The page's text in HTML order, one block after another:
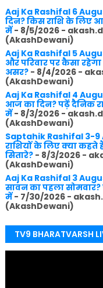
Aaj Ka Rashifal 6
दिन? किस राशि के लिए
में- 8/5/2026-
(AkashDewani)
Aaj Ka Rashifal 5
और परिवार पर कैसा रहेगा
असर?- 8/4/2026-
(AkashDewani)
Aaj Ka Rashifal 4
आज का दिन? पढ़ें दैनिक
में- 8/3/2026-
(AkashDewani)
Saptahik Rashifal 3-9
राशियों के लिए क्या कहते
सितारे?- 8/3/2026-
(AkashDewani)
Aaj Ka Rashifal 3
सावन का पहला
में- 7/30/2026-
(AkashDewani)
TV9 BHARATVARSH